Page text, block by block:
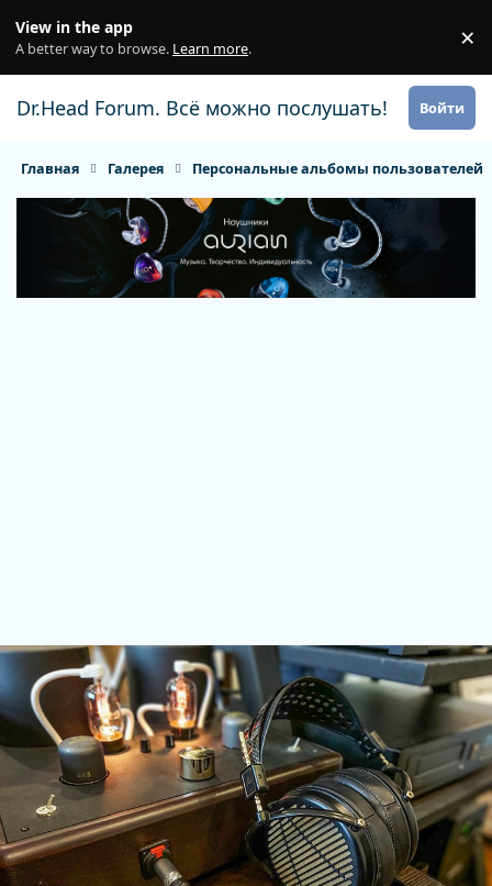
View in the app
A better way to browse. Learn more. ×
Dr.Head Forum. Всё можно послушать! Войти
Главная Галерея Персональные альбомы пользователей